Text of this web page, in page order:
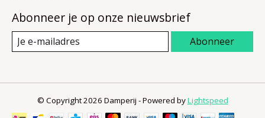
Abonneer je op onze nieuwsbrief
Abonneer
© Copyright 2026 Damperij - Powered byLightspeed